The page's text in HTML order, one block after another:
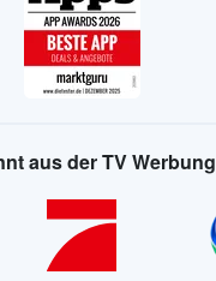
aus der TV Werbung